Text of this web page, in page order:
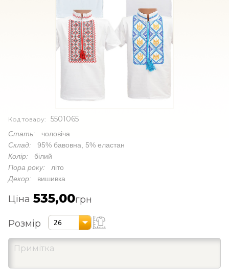
Код товару: 5501065
Стать: чоловіча
Склад: 95% бавовна, 5% еластан
Колір: білий
Пора року: літо
Декор: вишивка
Ціна 535,00грн
Розмір 26